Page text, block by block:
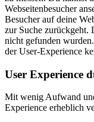
Webseitenbesucher
Besucher auf deine
zur Suche zurückgeht.
nicht gefunden
der User-Experience
User Experience
Mit wenig Aufwand
Experience erheblich